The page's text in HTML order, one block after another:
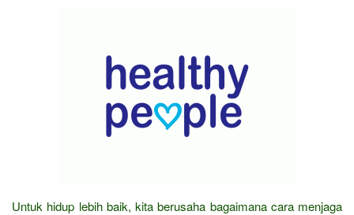
Untuk hidup lebih baik, kita berusaha bagaimana cara menjaga